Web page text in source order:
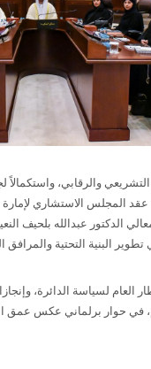
والرقابي،
عقد المجلس الاستشاري
الدكتور عبدالله بلحيف
البنية التحتية والمرافق
العام لسياسة الدائرة،
في حوار برلماني عكس عمق